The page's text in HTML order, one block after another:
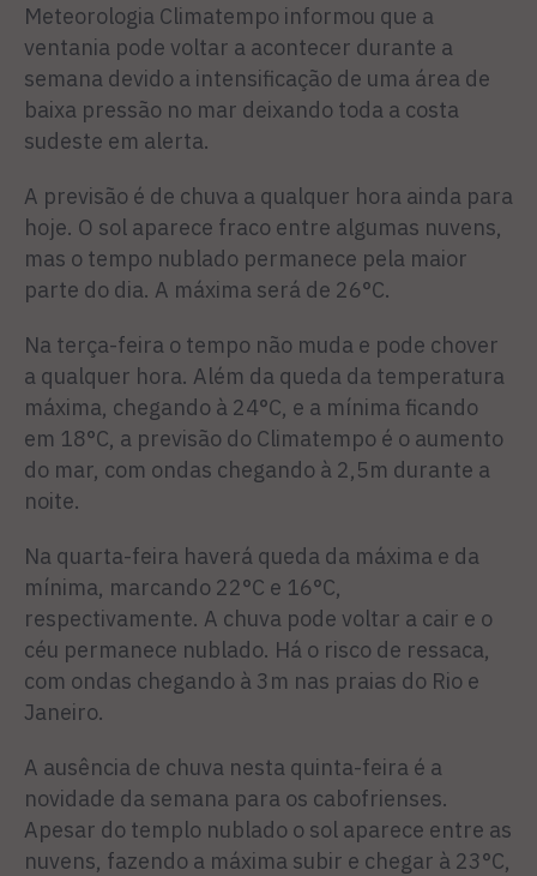
Meteorologia Climatempo informou que a
ventania pode voltar a acontecer durante a
semana devido a intensificação de uma área de
baixa pressão no mar deixando toda a costa
sudeste em alerta.
A previsão é de chuva a qualquer hora ainda para
hoje. O sol aparece fraco entre algumas nuvens,
mas o tempo nublado permanece pela maior
parte do dia. A máxima será de 26°C.
Na terça-feira o tempo não muda e pode chover
a qualquer hora. Além da queda da temperatura
máxima, chegando à 24°C, e a mínima ficando
em 18°C, a previsão do Climatempo é o aumento
do mar, com ondas chegando à 2,5m durante a
noite.
Na quarta-feira haverá queda da máxima e da
mínima, marcando 22°C e 16°C,
respectivamente. A chuva pode voltar a cair e o
céu permanece nublado. Há o risco de ressaca,
com ondas chegando à 3m nas praias do Rio e
Janeiro.
A ausência de chuva nesta quinta-feira é a
novidade da semana para os cabofrienses.
Apesar do templo nublado o sol aparece entre as
nuvens, fazendo a máxima subir e chegar à 23°C,